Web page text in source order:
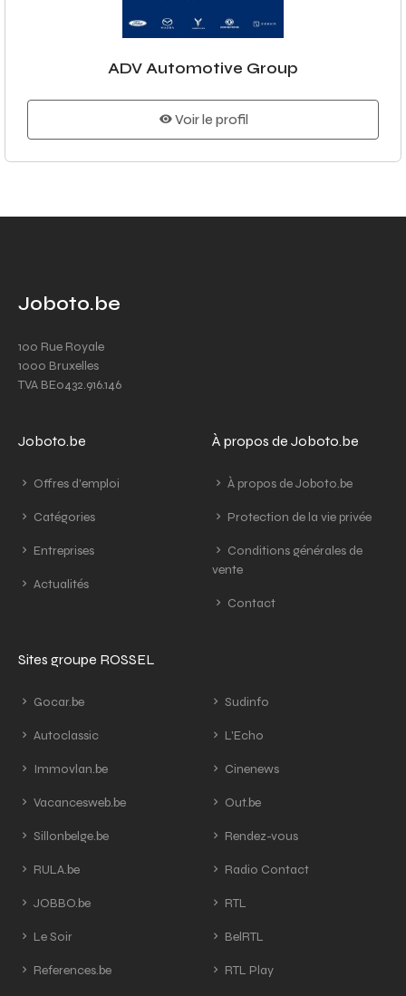
ADV Automotive Group
Voir le profil
Joboto.be
100 Rue Royale
1000 Bruxelles
TVA BE0432.916.146
Joboto.be
Offres d'emploi
Catégories
Entreprises
Actualités
À propos de Joboto.be
À propos de Joboto.be
Protection de la vie privée
Conditions générales de
vente
Contact
Sites groupe ROSSEL
Gocar.be
Autoclassic
Immovlan.be
Vacancesweb.be
Sillonbelge.be
RULA.be
JOBBO.be
Le Soir
References.be
Sudinfo
L'Echo
Cinenews
Out.be
Rendez-vous
Radio Contact
RTL
BelRTL
RTL Play